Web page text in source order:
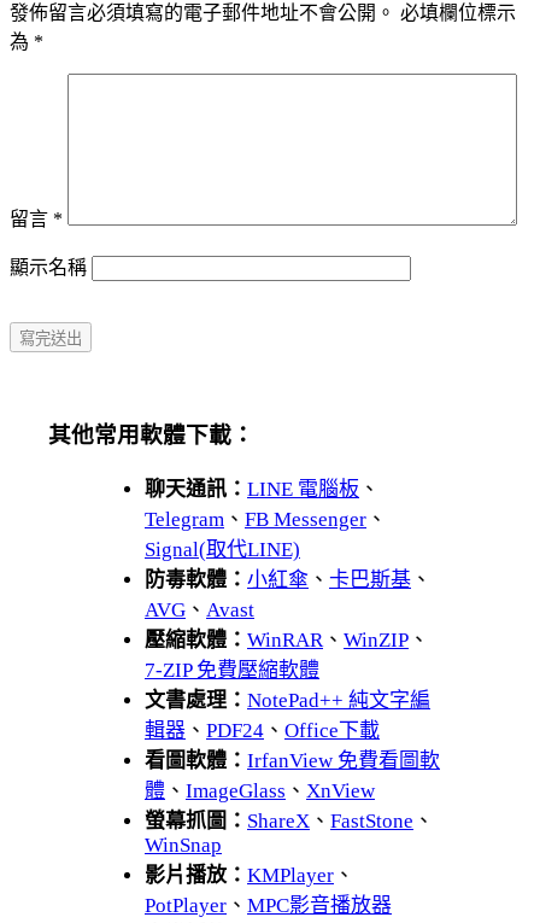
發佈留言必須填寫的電子郵件地址不會公開。 必填欄位標示
為 *
留言 *
顯示名稱
其他常用軟體下載：
聊天通訊： LINE 電腦板 、
Telegram 、 FB Messenger 、
Signal(取代LINE)
防毒軟體： 小紅傘 、 卡巴斯基 、
AVG 、 Avast
壓縮軟體： WinRAR、 WinZIP 、
7-ZIP 免費壓縮軟體
文書處理： NotePad++ 純文字編
輯器 、 PDF24 、 Office下載
看圖軟體： IrfanView 免費看圖軟
體 、 ImageGlass 、 XnView
螢幕抓圖： ShareX 、 FastStone 、
WinSnap
影片播放： KMPlayer 、
PotPlayer 、 MPC影音播放器